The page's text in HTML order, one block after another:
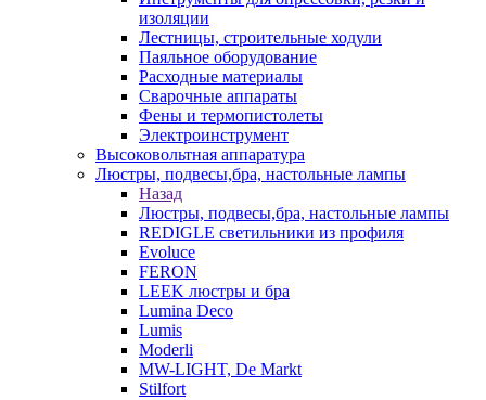
изоляции
Лестницы, строительные ходули
Паяльное оборудование
Расходные материалы
Сварочные аппараты
Фены и термопистолеты
Электроинструмент
Высоковольтная аппаратура
Люстры, подвесы,бра, настольные лампы
Назад
Люстры, подвесы,бра, настольные лампы
REDIGLE светильники из профиля
Evoluce
FERON
LEEK люстры и бра
Lumina Deco
Lumis
Moderli
MW-LIGHT, De Markt
Stilfort